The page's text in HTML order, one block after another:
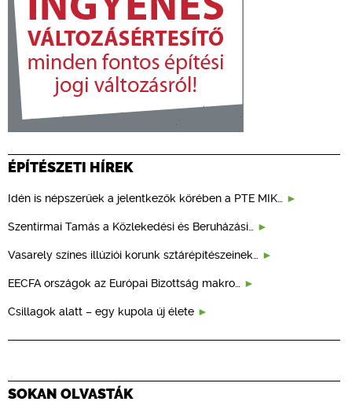
ÉPÍTÉSZETI HÍREK
Idén is népszerűek a jelentkezők körében a PTE MIK…
Szentirmai Tamás a Közlekedési és Beruházási…
Vasarely színes illúziói korunk sztárépítészeinek…
EECFA országok az Európai Bizottság makro…
Csillagok alatt – egy kupola új élete
SOKAN OLVASTÁK